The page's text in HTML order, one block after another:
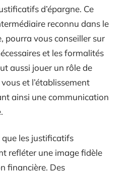
d’épargne. Ce
reconnu dans le
pourra vous conseiller sur
et les formalités
aussi jouer un rôle de
et l’établissement
ainsi une communication
que les justificatifs
refléter une image fidèle
financière. Des